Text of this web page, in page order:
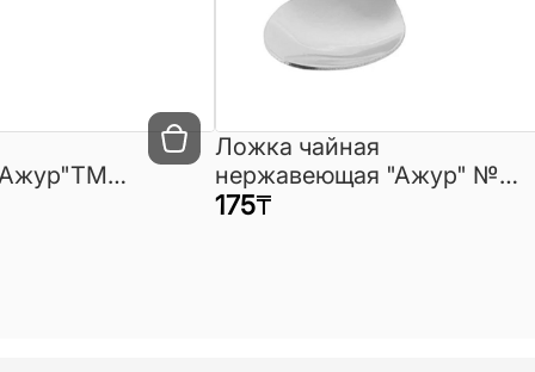
Ложка чайная
нержавеющая "Ажур" №
73 ТМ Appetite
175₸